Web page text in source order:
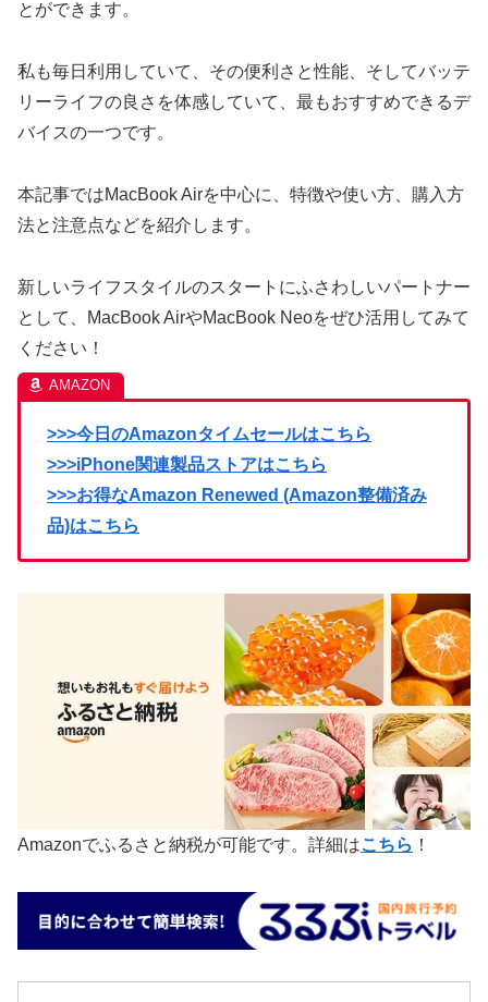
とができます。
私も毎日利用していて、その便利さと性能、そしてバッテ
リーライフの良さを体感していて、最もおすすめできるデ
バイスの一つです。
本記事ではMacBook Airを中心に、特徴や使い方、購入方
法と注意点などを紹介します。
新しいライフスタイルのスタートにふさわしいパートナー
として、MacBook AirやMacBook Neoをぜひ活用してみて
ください！
>>>今日のAmazonタイムセールはこちら
>>>iPhone関連製品ストアはこちら
>>>お得なAmazon Renewed (Amazon整備済み
品)はこちら
Amazonでふるさと納税が可能です。詳細はこちら ！